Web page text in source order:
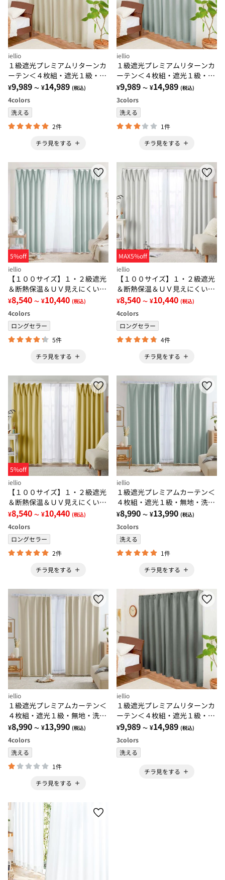
iellio
１級遮光プレミアムリターンカ
ーテン＜４枚組・遮光１級・無
地・洗える・形状記憶加工・新
生活・イージーオーダー＞
¥9,989 ～ ¥14,989 (税込)
4colors
洗える
2件
チラ見をする
iellio
１級遮光プレミアムリターンカ
ーテン＜４枚組・遮光１級・無
地・洗える・形状記憶加工・新
生活・イージーオーダー＞
¥9,989 ～ ¥14,989 (税込)
3colors
洗える
1件
チラ見をする
5%off
iellio
【１００サイズ】１・２級遮光
＆断熱保温＆ＵＶ見えにくいレ
ース付カーテンセット＜イージ
ーオーダー・無地・新生活・グ
レー＞
¥8,540 ～ ¥10,440 (税込)
4colors
ロングセラー
5件
チラ見をする
MAX5%off
iellio
【１００サイズ】１・２級遮光
＆断熱保温＆ＵＶ見えにくいレ
ース付カーテンセット＜イージ
ーオーダー・無地・新生活・ホ
ワイト＞
¥8,540 ～ ¥10,440 (税込)
4colors
ロングセラー
4件
チラ見をする
5%off
iellio
【１００サイズ】１・２級遮光
＆断熱保温＆ＵＶ見えにくいレ
ース付カーテンセット＜イージ
ーオーダー・無地・新生活・イ
エロー＞
¥8,540 ～ ¥10,440 (税込)
4colors
ロングセラー
2件
チラ見をする
iellio
１級遮光プレミアムカーテン＜
４枚組・遮光１級・無地・洗え
る・形状記憶加工・新生活・イ
ージーオーダー＞
¥8,990 ～ ¥13,990 (税込)
3colors
洗える
1件
チラ見をする
iellio
１級遮光プレミアムカーテン＜
４枚組・遮光１級・無地・洗え
る・形状記憶加工・新生活・イ
ージーオーダー＞
¥8,990 ～ ¥13,990 (税込)
4colors
洗える
1件
チラ見をする
iellio
１級遮光プレミアムリターンカ
ーテン＜４枚組・遮光１級・無
地・洗える・形状記憶加工・新
生活・イージーオーダー＞
¥9,989 ～ ¥14,989 (税込)
3colors
洗える
チラ見をする